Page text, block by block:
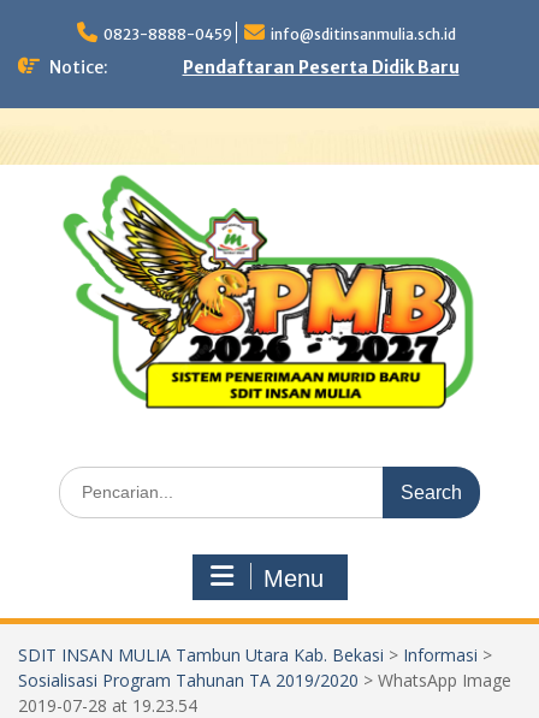
content
0823-8888-0459 info@sditinsanmulia.sch.id
Notice: Pendaftaran Peserta Didik Baru
Search
for:
Menu
SDIT INSAN MULIA Tambun Utara Kab. Bekasi > Informasi >
Sosialisasi Program Tahunan TA 2019/2020 > WhatsApp Image
2019-07-28 at 19.23.54